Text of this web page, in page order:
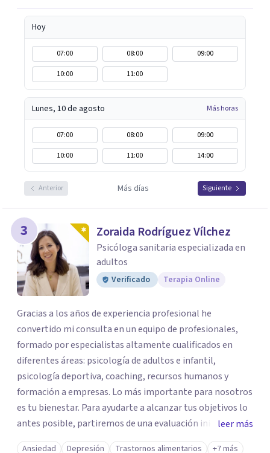
Hoy
07:00 08:00
09:00
10:00
11:00
Lunes, 10 de agosto Más horas
07:00 08:00
09:00
10:00
11:00 14:00
Anterior Más días Siguiente
3 Zoraida Rodríguez Vílchez
Psicóloga sanitaria especializada en
adultos
Verificado Terapia Online
Gracias a los años de experiencia profesional he
convertido mi consulta en un equipo de profesionales,
formado por especialistas altamente cualificados en
diferentes áreas: psicología de adultos e infantil,
psicología deportiva, coaching, recursos humanos y
formación a empresas. Lo más importante para nosotros
es tu bienestar. Para ayudarte a alcanzar tus objetivos lo
antes posible, partiremos de una evaluación inicial y
estableceremos la terapia más adecuada para ti.
leer más
Ansiedad Depresión Trastornos alimentarios +7 más